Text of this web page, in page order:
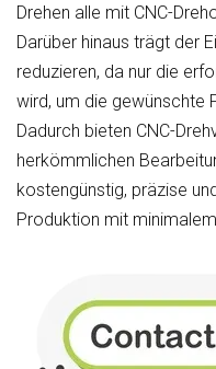
Drehen alle mit CNC-
Darüber hinaus trägt der
reduzieren, da nur die
wird, um die gewünschte
Dadurch bieten CNC-
herkömmlichen
kostengünstig, präzise
Produktion mit